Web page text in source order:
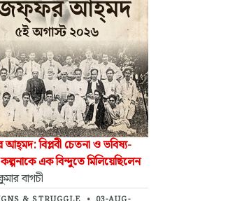
বিপ্লবী চেতনা ও ভবিষ্য-
এক বিন্দুতে মিলিয়েছিলেন
বাগচী